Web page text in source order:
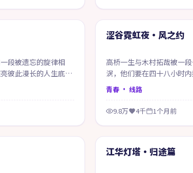
段被遗忘的旋律相
彼此漫长的人生底
精选
涩谷霓虹夜·风之约
高桥一生与木村拓哉被一
涡，他们要在四十八小时
一句答案。
青春 · 线路
9.8万 4千 1个月前
精选
江华灯塔·归途篇